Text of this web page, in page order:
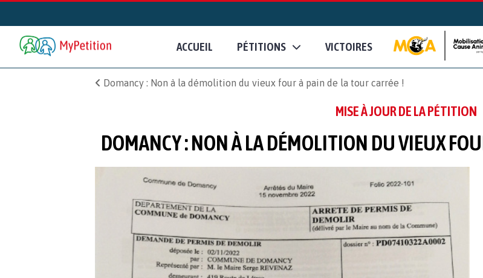
ACCUEIL PÉTITIONS VICTOIRES
Domancy : Non à la démolition du vieux four à pain de la tour carrée !
MISE À JOUR DE LA PÉTITION
DOMANCY : NON À LA DÉMOLITION DU VIEUX